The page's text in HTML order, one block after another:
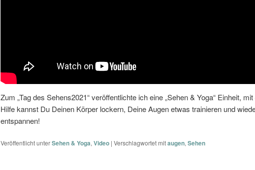
Zum „Tag des Sehens2021“ veröffentlichte ich eine „Sehen & Yoga“ Einheit,
Hilfe kannst Du Deinen Körper lockern, Deine Augen etwas trainieren und
entspannen!
Veröffentlicht unter Sehen & Yoga,Video |Verschlagwortet mit augen,Sehen